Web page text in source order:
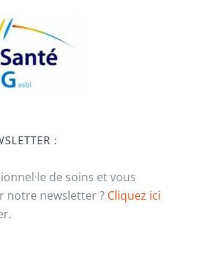
:
de soins et vous
notre newsletter ? Cliquez ici